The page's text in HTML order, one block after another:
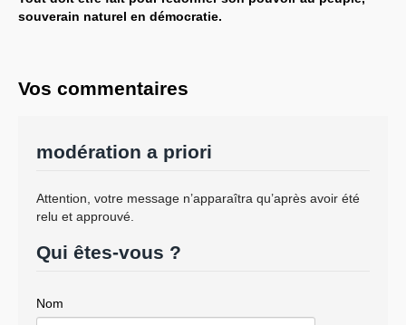
souverain naturel en démocratie.
Vos commentaires
modération a priori
Attention, votre message n’apparaîtra qu’après avoir été
relu et approuvé.
Qui êtes-vous ?
Nom